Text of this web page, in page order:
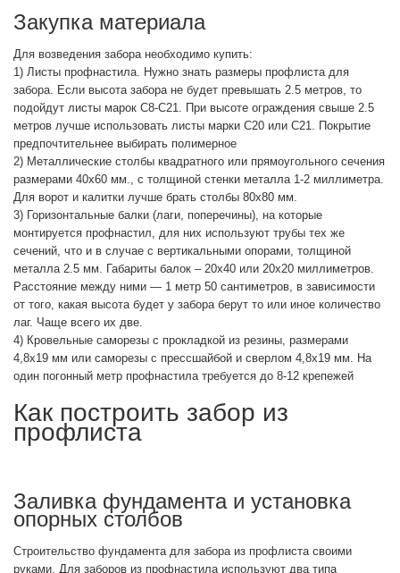
Закупка материала
Для возведения забора необходимо купить:
1) Листы профнастила. Нужно знать размеры профлиста для
забора. Если высота забора не будет превышать 2.5 метров, то
подойдут листы марок С8-С21. При высоте ограждения свыше 2.5
метров лучше использовать листы марки С20 или C21. Покрытие
предпочтительнее выбирать полимерное
2) Металлические столбы квадратного или прямоугольного сечения
размерами 40х60 мм., с толщиной стенки металла 1-2 миллиметра.
Для ворот и калитки лучше брать столбы 80х80 мм.
3) Горизонтальные балки (лаги, поперечины), на которые
монтируется профнастил, для них используют трубы тех же
сечений, что и в случае с вертикальными опорами, толщиной
металла 2.5 мм. Габариты балок – 20х40 или 20х20 миллиметров.
Расстояние между ними — 1 метр 50 сантиметров, в зависимости
от того, какая высота будет у забора берут то или иное количество
лаг. Чаще всего их две.
4) Кровельные саморезы с прокладкой из резины, размерами
4,8х19 мм или саморезы с прессшайбой и сверлом 4,8х19 мм. На
один погонный метр профнастила требуется до 8-12 крепежей
Как построить забор из
профлиста
Заливка фундамента и установка
опорных столбов
Строительство фундамента для забора из профлиста своими
руками. Для заборов из профнастила используют два типа